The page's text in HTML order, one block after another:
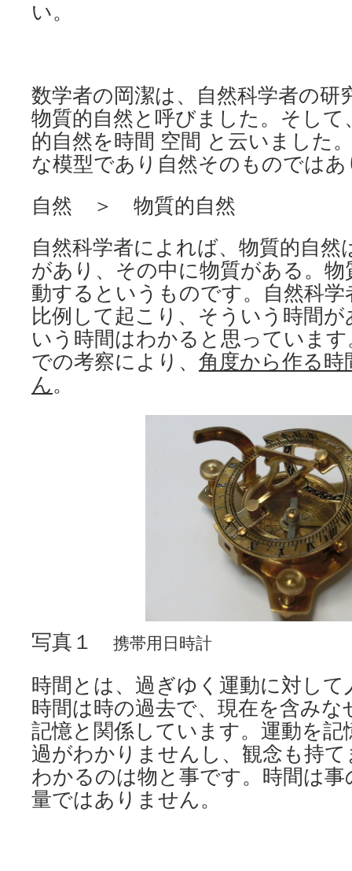
い。
数学者の岡潔は、自然科学者の研
物質的自然と呼びました。そして
的自然を時間 空間 と云いました
な模型であり自然そのものでは
自然 ＞ 物質的自然
自然科学者によれば、物質的自然
があり、その中に物質がある。
動するというものです。自然科
比例して起こり、そういう時間
いう時間はわかると思っていま
での考察により、 角度から作る
ん 。
写真１ 携帯用日時計
時間とは、過ぎゆく運動に対し
時間は時の過去で、現在を含み
記憶と関係しています。運動を
過がわかりませんし、観念も持
わかるのは物と事です。時間は
量ではありません。